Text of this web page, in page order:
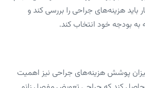
باید هزینه‌های جراحی را بررسی کند و
به بودجه خود انتخاب کند.
پوشش هزینه‌های جراحی نیز اهمیت